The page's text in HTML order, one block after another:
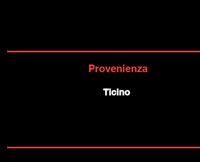
Provenienza
Ticino